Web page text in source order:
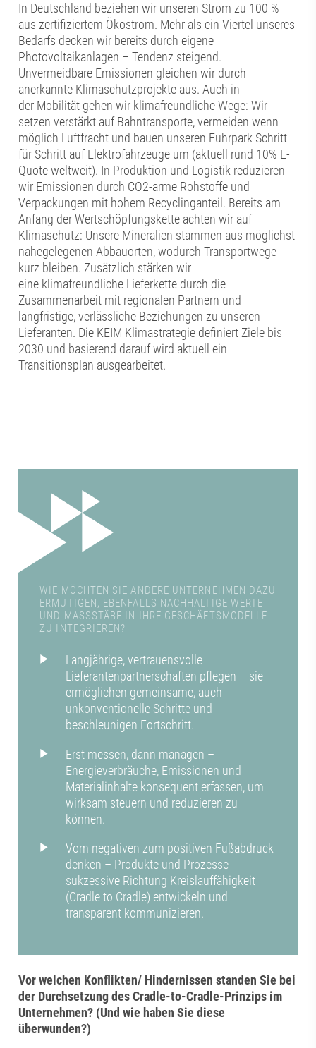
In Deutschland beziehen wir unseren Strom zu 100 %
aus zertifiziertem Ökostrom. Mehr als ein Viertel unseres
Bedarfs decken wir bereits durch eigene
Photovoltaikanlagen – Tendenz steigend.
Unvermeidbare Emissionen gleichen wir durch
anerkannte Klimaschutzprojekte aus. Auch in
der Mobilität gehen wir klimafreundliche Wege: Wir
setzen verstärkt auf Bahntransporte, vermeiden wenn
möglich Luftfracht und bauen unseren Fuhrpark Schritt
für Schritt auf Elektrofahrzeuge um (aktuell rund 10% E-
Quote weltweit). In Produktion und Logistik reduzieren
wir Emissionen durch CO2-arme Rohstoffe und
Verpackungen mit hohem Recyclinganteil. Bereits am
Anfang der Wertschöpfungskette achten wir auf
Klimaschutz: Unsere Mineralien stammen aus möglichst
nahegelegenen Abbauorten, wodurch Transportwege
kurz bleiben. Zusätzlich stärken wir
eine klimafreundliche Lieferkette durch die
Zusammenarbeit mit regionalen Partnern und
langfristige, verlässliche Beziehungen zu unseren
Lieferanten. Die KEIM Klimastrategie definiert Ziele bis
2030 und basierend darauf wird aktuell ein
Transitionsplan ausgearbeitet.
WIE MÖCHTEN SIE ANDERE UNTERNEHMEN DAZU
ERMUTIGEN, EBENFALLS NACHHALTIGE WERTE
UND MASSSTÄBE IN IHRE GESCHÄFTSMODELLE Z
U INTEGRIEREN?
Langjährige, vertrauensvolle
Lieferantenpartnerschaften pflegen – sie
ermöglichen gemeinsame, auch
unkonventionelle Schritte und
beschleunigen Fortschritt.
Erst messen, dann managen –
Energieverbräuche, Emissionen und
Materialinhalte konsequent erfassen, um
wirksam steuern und reduzieren zu
können.
Vom negativen zum positiven Fußabdruck
denken – Produkte und Prozesse
sukzessive Richtung Kreislauffähigkeit
(Cradle to Cradle) entwickeln und
transparent kommunizieren.
Vor welchen Konflikten/ Hindernissen standen Sie bei
der Durchsetzung des Cradle-to-Cradle-Prinzips im
Unternehmen? (Und wie haben Sie diese
überwunden?)